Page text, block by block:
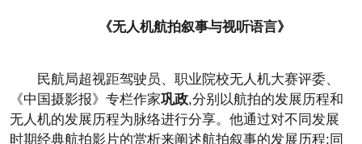
《无人机航拍叙事与视听语言》
民航局超视距驾驶员、职业院校无人机大赛评委、
《中国摄影报》专栏作家巩政,分别以航拍的发展历程和
无人机的发展历程为脉络进行分享。他通过对不同发展
时期经典航拍影片的赏析来阐述航拍叙事的发展历程;同